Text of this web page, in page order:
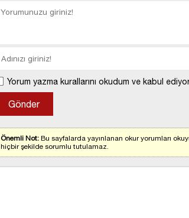
Yorum yazma kurallarını okudum ve kabul
Önemli Not: Bu sayfalarda yayınlanan okur yorumları
hiçbir şekilde sorumlu tutulamaz.